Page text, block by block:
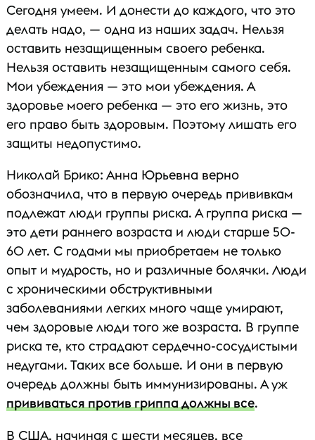
Сегодня умеем. И донести до каждого, что это
делать надо, — одна из наших задач. Нельзя
оставить незащищенным своего ребенка.
Нельзя оставить незащищенным самого себя.
Мои убеждения — это мои убеждения. А
здоровье моего ребенка — это его жизнь, это
его право быть здоровым. Поэтому лишать его
защиты недопустимо.
Николай Брико: Анна Юрьевна верно
обозначила, что в первую очередь прививкам
подлежат люди группы риска. А группа риска —
это дети раннего возраста и люди старше 50-
60 лет. С годами мы приобретаем не только
опыт и мудрость, но и различные болячки. Люди
с хроническими обструктивными
заболеваниями легких много чаще умирают,
чем здоровые люди того же возраста. В группе
риска те, кто страдают сердечно-сосудистыми
недугами. Таких все больше. И они в первую
очередь должны быть иммунизированы. А уж
прививаться против гриппа должны все.
В США, начиная с шести месяцев, все